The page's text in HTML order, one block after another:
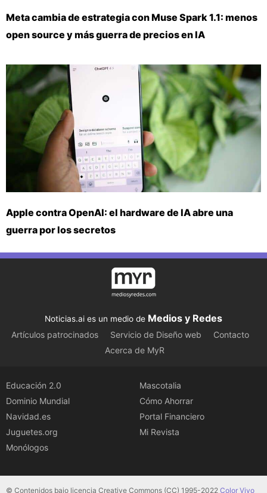
Meta cambia de estrategia con Muse Spark 1.1: menos
open source y más guerra de precios en IA
Apple contra OpenAI: el hardware de IA abre una
guerra por los secretos
Noticias.ai es un medio de Medios y Redes
Artículos patrocinados Servicio de Diseño web
Contacto
Acerca de MyR
Educación 2.0
Dominio Mundial
Navidad.es
Juguetes.org
Monólogos
Mascotalia
Cómo Ahorrar
Portal Financiero
Mi Revista
© Contenidos bajo licencia Creative Commons (CC) 1995-2022 Color Vivo